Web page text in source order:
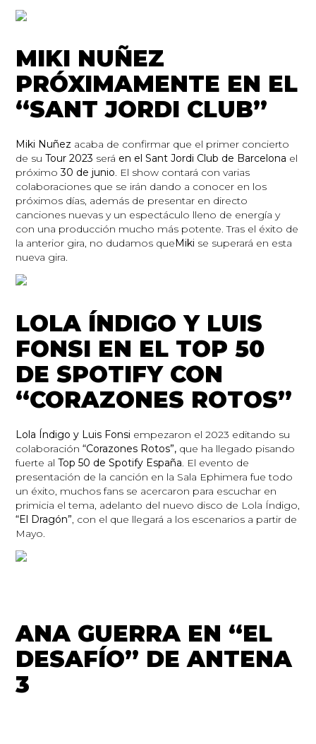
MIKI NUÑEZ
PRÓXIMAMENTE EN EL
“SANT JORDI CLUB”
Miki Nuñez acaba de confirmar que el primer concierto
de su Tour 2023 será en el Sant Jordi Club de Barcelona el
próximo30 de junio. El show contará con varias
colaboraciones que se irán dando a conocer en los
próximos días, además de presentar en directo
canciones nuevas y un espectáculo lleno de energía y
con una producción mucho más potente. Tras el éxito de
la anterior gira, no dudamos que Miki se superará en esta
nueva gira.
LOLA ÍNDIGO Y LUIS
FONSI EN EL TOP 50
DE SPOTIFY CON
“CORAZONES ROTOS”
Lola Índigo y Luis Fonsi empezaron el 2023 editando su
colaboración“Corazones Rotos”, que ha llegado pisando
fuerte alTop 50 de Spotify España. El evento de
presentación de la canción en la Sala Ephimera fue todo
un éxito, muchos fans se acercaron para escuchar en
primicia el tema, adelanto del nuevo disco de Lola Índigo,
“El Dragón”, con el que llegará a los escenarios a partir de
Mayo.
ANA GUERRA EN “EL
DESAFÍO” DE ANTENA
3